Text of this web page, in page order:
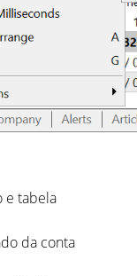
e tabela
da conta